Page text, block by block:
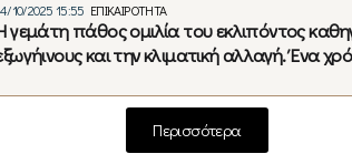
10/2025 15:55 ΕΠΙΚΑΙΡΌΤΗΤΑ
γεμάτη πάθος ομιλία του εκλιπόντος
και την κλιματική αλλαγή. Ένα
Περισσότερα